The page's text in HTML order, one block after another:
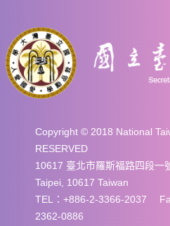
Copyright © 2018 National
RESERVED
10617 臺北市羅斯福路四段一
Taipei, 10617 Taiwan
TEL：+886-2-3366-2037
2362-0886